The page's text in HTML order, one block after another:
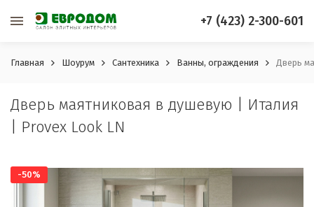
+7 (423) 2-300-601
Главная Шоурум Сантехника Ванны, ограждения Дверь
Дверь маятниковая в душевую | Италия
| Provex Look LN
-50%